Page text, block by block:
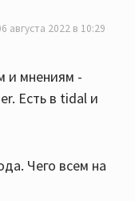
августа 2022 в 10:29
и мнениям -
Есть в tidal и
Чего всем на